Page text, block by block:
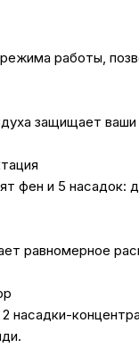
работы,
защищает
фен и 5 насадок:
равномерное
насадки-